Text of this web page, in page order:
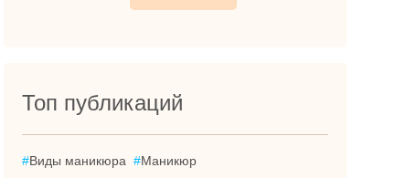
Топ публикаций
#Виды маникюра #Маникюр